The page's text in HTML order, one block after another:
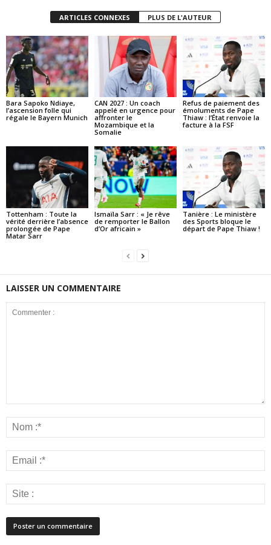
ARTICLES CONNEXES PLUS DE L'AUTEUR
Bara Sapoko Ndiaye,
l’ascension folle qui
régale le Bayern Munich
CAN 2027 : Un coach
appelé en urgence pour
affronter le
Mozambique et la
Somalie
Refus de paiement des
émoluments de Pape
Thiaw : l’État renvoie la
facture à la FSF
Tottenham : Toute la
vérité derrière l’absence
prolongée de Pape
Matar Sarr
Ismaïla Sarr : « Je rêve
de remporter le Ballon
d’Or africain »
Tanière : Le ministère
des Sports bloque le
départ de Pape Thiaw !
LAISSER UN COMMENTAIRE